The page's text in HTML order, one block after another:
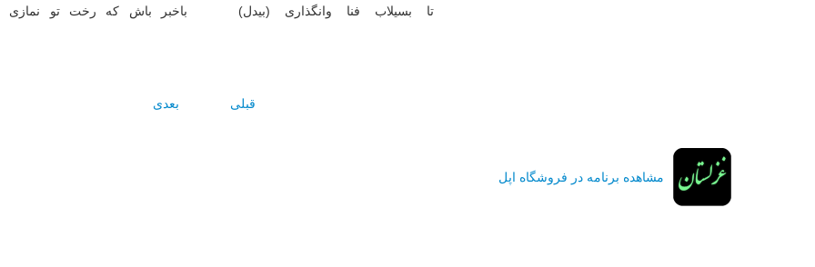
تا بسيلاب فنا وانگذارى (بيدل) باخبر باش که رخت تو نمازى
قبلی بعدی
مشاهده برنامه در فروشگاه اپل